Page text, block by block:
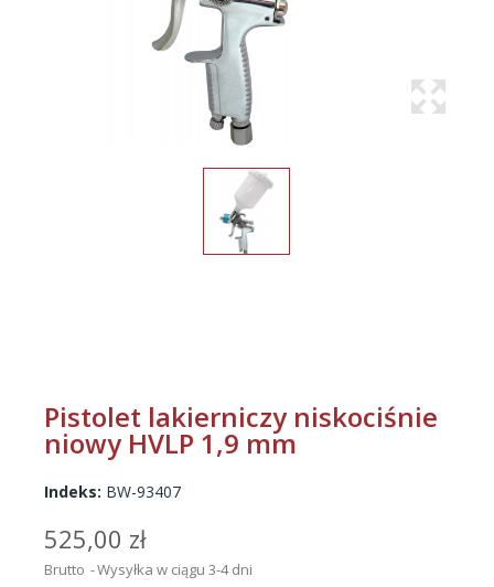
Pistolet lakierniczy niskociśnie
niowy HVLP 1,9 mm
Indeks: BW-93407
525,00 zł
Brutto Wysyłka w ciągu 3-4 dni